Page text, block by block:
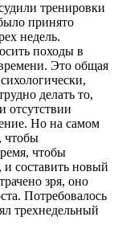
тренировки
принято
недель.
походы в
Это общая
делать то,
отсутствии
Но на самом
чтобы
чтобы
и составить новый
зря, оно
Потребовалось
трехнедельный